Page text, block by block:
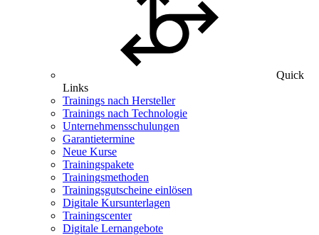
Quick
Links
Trainings nach Hersteller
Trainings nach Technologie
Unternehmensschulungen
Garantietermine
Neue Kurse
Trainingspakete
Trainingsmethoden
Trainingsgutscheine einlösen
Digitale Kursunterlagen
Trainingscenter
Digitale Lernangebote